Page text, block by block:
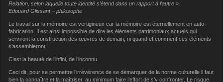
Relation, selon laquelle toute identité s’étend dans un rapport à l’autre ».
Edouard Glissant – philosophe
Le travail sur la mémoire est vertigineux car la mémoire est éternellement en auto-
fabrication. Il est ainsi impossible de dire les éléments patrimoniaux actuels qui
serviront la construction des œuvres de demain, ni quand et comment ces éléments
s’assembleront.
C’est la beauté de l’infini, de l’inconnu.
Ceci dit, pour se permettre l’irrévérence de se démarquer de la norme culturelle il faut
bien la connaître et la maîtriser, au minimum faire l’effort de s’y confronter. Le risque